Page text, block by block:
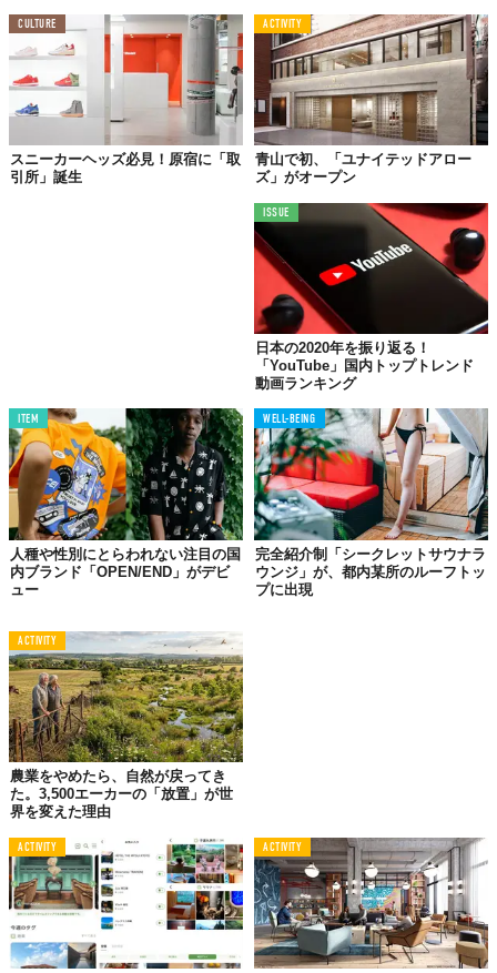
Top image: ©lululemon
TABI LABO
この世界は、もっと広いはずだ。
CULTURE
スニーカーヘッズ必見！原宿に「取
引所」誕生
ACTIVITY
青山で初、「ユナイテッドアロー
ズ」がオープン
ISSUE
日本の2020年を振り返る！
「YouTube」国内トップトレンド
動画ランキング
ITEM
人種や性別にとらわれない注目の国
内ブランド「OPEN/END」がデビ
ュー
WELL-BEING
完全紹介制「シークレットサウナラ
ウンジ」が、都内某所のルーフトッ
プに出現
ACTIVITY
農業をやめたら、自然が戻ってき
た。3,500エーカーの「放置」が世
界を変えた理由
ACTIVITY ACTIVITY